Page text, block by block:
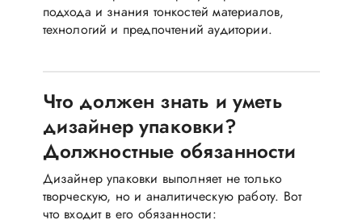
подхода и знания тонкостей материалов,
технологий и предпочтений аудитории.
Что должен знать и уметь
дизайнер упаковки?
Должностные обязанности
Дизайнер упаковки выполняет не только
творческую, но и аналитическую работу. Вот
что входит в его обязанности: